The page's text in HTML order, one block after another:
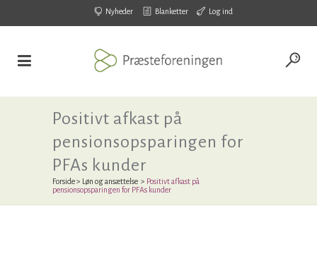
Nyheder Blanketter Log ind
Positivt afkast på
pensionsopsparingen for
PFAs kunder
Forside> Løn og ansættelse > Positivt afkast på
pensionsopsparingen for PFAs kunder